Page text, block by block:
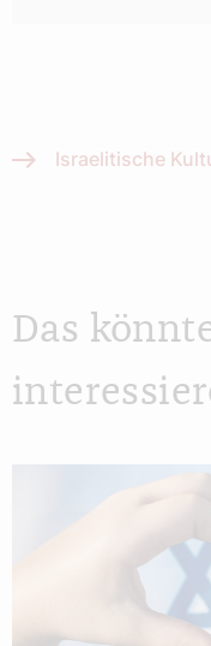
Israelitische
Das